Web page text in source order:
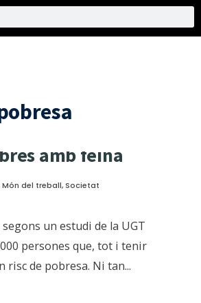
amb feina
Món del treball,Societat
un estudi de la UGT
persones que, tot i tenir
risc de pobresa. Ni tan...